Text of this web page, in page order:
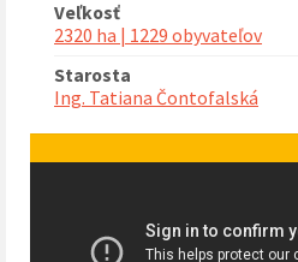
Veľkosť
2320 ha | 1229 obyvateľov
Starosta
Ing. Tatiana Čontofalská